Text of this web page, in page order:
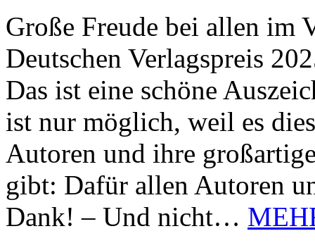
Große Freude bei allen im
Deutschen Verlagspreis
Das ist eine schöne
ist nur möglich, weil es
Autoren und ihre
gibt: Dafür allen Autoren
Dank! – Und nicht…